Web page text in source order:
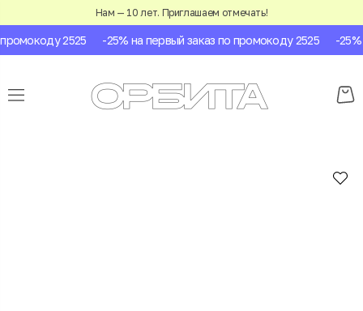
Нам — 10 лет. Приглашаем отмечать!
2525 -25% на первый заказ по промокоду 2525 -25%